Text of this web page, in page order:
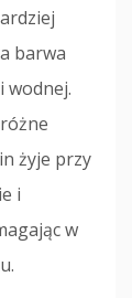
barwa
wodnej.
żyje przy
i
w